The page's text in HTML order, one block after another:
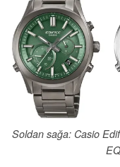
Soldan sağa: Casio